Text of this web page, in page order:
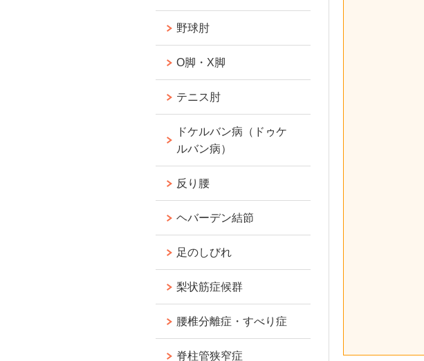
野球肘
O脚・X脚
テニス肘
ドケルバン病（ドゥケ
ルバン病）
反り腰
ヘバーデン結節
足のしびれ
梨状筋症候群
腰椎分離症・すべり症
脊柱管狭窄症